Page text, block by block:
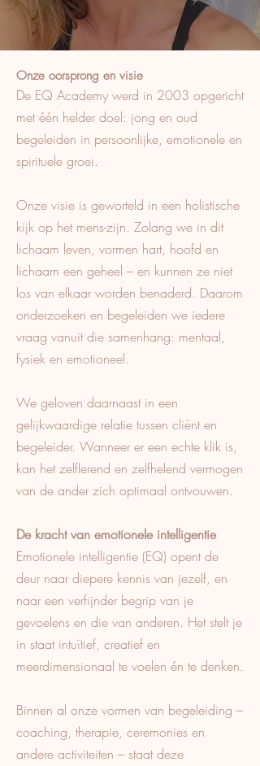
Onze oorsprong en visie
De EQ Academy werd in 2003 opgericht
met één helder doel: jong en oud
begeleiden in persoonlijke, emotionele en
spirituele groei.
Onze visie is geworteld in een holistische
kijk op het mens-zijn. Zolang we in dit
lichaam leven, vormen hart, hoofd en
lichaam een geheel – en kunnen ze niet
los van elkaar worden benaderd. Daarom
onderzoeken en begeleiden we iedere
vraag vanuit die samenhang: mentaal,
fysiek en emotioneel.
We geloven daarnaast in een
gelijkwaardige relatie tussen cliënt en
begeleider. Wanneer er een echte klik is,
kan het zelflerend en zelfhelend vermogen
van de ander zich optimaal ontvouwen.
De kracht van emotionele intelligentie
Emotionele intelligentie (EQ) opent de
deur naar diepere kennis van jezelf, en
naar een verfijnder begrip van je
gevoelens en die van anderen. Het stelt je
in staat intuïtief, creatief en
meerdimensionaal te voelen én te denken.
Binnen al onze vormen van begeleiding –
coaching, therapie, ceremonies en
andere activiteiten – staat deze